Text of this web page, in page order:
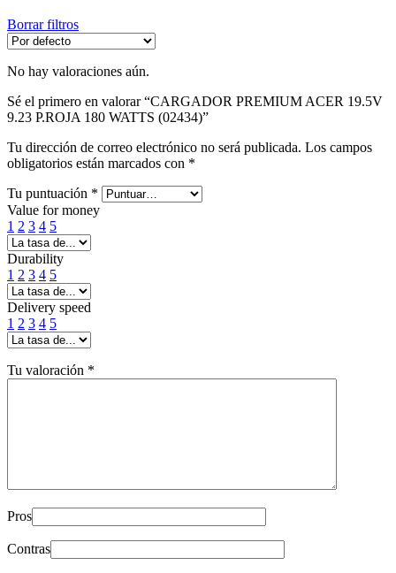
Borrar filtros
No hay valoraciones aún.
Sé el primero en valorar “CARGADOR PREMIUM ACER 19.5V
9.23 P.ROJA 180 WATTS (02434)”
Tu dirección de correo electrónico no será publicada. Los campos
obligatorios están marcados con *
Tu puntuación *
Value for money
1 2 3 4 5
Durability
1 2 3 4 5
Delivery speed
1 2 3 4 5
Tu valoración *
Pros
Contras